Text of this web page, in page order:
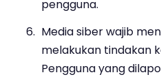
pengguna.
Media siber wajib
melakukan tindakan
Pengguna yang